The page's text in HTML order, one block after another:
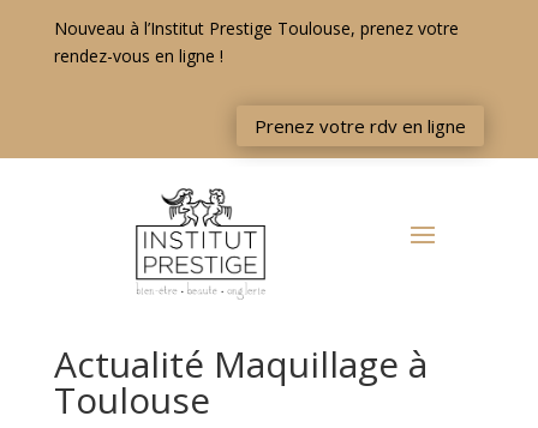
Nouveau à l’Institut Prestige Toulouse, prenez votre
rendez-vous en ligne !
Prenez votre rdv en ligne
Actualité Maquillage à
Toulouse